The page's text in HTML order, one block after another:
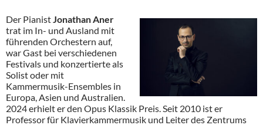
Der PianistJonathan Aner
trat im In- und Ausland mit
führenden Orchestern auf,
war Gast bei verschiedenen
Festivals und konzertierte als
Solist oder mit
Kammermusik-Ensembles in
Europa, Asien und Australien.
2024 erhielt er den Opus Klassik Preis. Seit 2010 ist er
Professor für Klavierkammermusik und Leiter des Zentrums